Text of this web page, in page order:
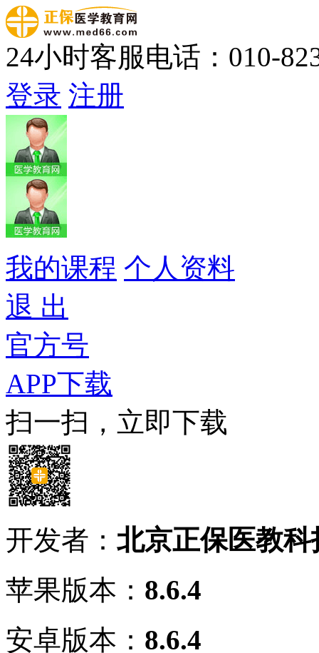
24小时客服电话：010-
登录 注册
我的课程 个人资料
退 出
官方号
APP下载
扫一扫，立即下载
开发者： 北京正保医教
苹果版本： 8.6.4
安卓版本： 8.6.4